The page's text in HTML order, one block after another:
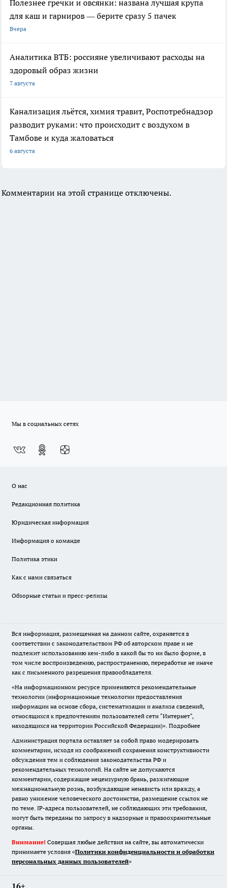
Полезнее гречки и овсянки: названа лучшая крупа
для каш и гарниров — берите сразу 5 пачек
Вчера
Аналитика ВТБ: россияне увеличивают расходы на
здоровый образ жизни
7 августа
Канализация льётся, химия травит, Роспотребнадзор
разводит руками: что происходит с воздухом в
Тамбове и куда жаловаться
6 августа
Комментарии на этой странице отключены.
Мы в социальных сетях
О нас
Редакционная политика
Юридическая информация
Информация о команде
Политика этики
Как с нами связаться
Обзорные статьи и пресс-релизы
Вся информация, размещенная на данном сайте, охраняется в
соответствии с законодательством РФ об авторском праве и не
подлежит использованию кем-либо в какой бы то ни было форме, в
том числе воспроизведению, распространению, переработке не иначе
как с письменного разрешения правообладателя.
«На информационном ресурсе применяются рекомендательные
технологии (информационные технологии предоставления
информации на основе сбора, систематизации и анализа сведений,
относящихся к предпочтениям пользователей сети "Интернет",
находящихся на территории Российской Федерации)». Подробнее
Администрация портала оставляет за собой право модерировать
комментарии, исходя из соображений сохранения конструктивности
обсуждения тем и соблюдения законодательства РФ и
рекомендательных технологий. На сайте не допускаются
комментарии, содержащие нецензурную брань, разжигающие
межнациональную рознь, возбуждающие ненависть или вражду, а
равно унижение человеческого достоинства, размещение ссылок не
по теме. IP-адреса пользователей, не соблюдающих эти требования,
могут быть переданы по запросу в надзорные и правоохранительные
органы.
Внимание! Совершая любые действия на сайте, вы автоматически
принимаете условия «Политики конфиденциальности и обработки
персональных данных пользователей»